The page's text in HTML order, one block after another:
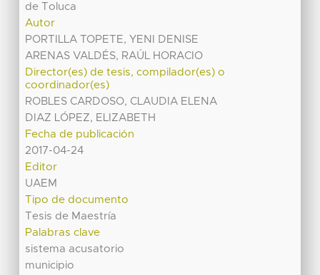
de Toluca
Autor
PORTILLA TOPETE, YENI DENISE
ARENAS VALDÉS, RAÚL HORACIO
Director(es) de tesis, compilador(es) o
coordinador(es)
ROBLES CARDOSO, CLAUDIA ELENA
DIAZ LÓPEZ, ELIZABETH
Fecha de publicación
2017-04-24
Editor
UAEM
Tipo de documento
Tesis de Maestría
Palabras clave
sistema acusatorio
municipio